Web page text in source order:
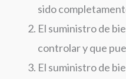
sido
El suministro de
controlar y que
El suministro de